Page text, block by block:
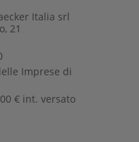
Italia srl
21
Imprese di
€ int. versato